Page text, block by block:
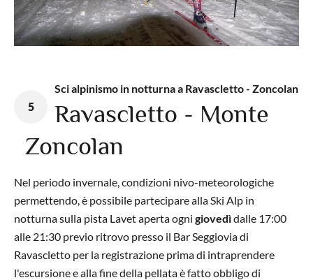
5
Sci alpinismo in notturna a Ravascletto - Zoncolan
Ravascletto - Monte
Zoncolan
Nel periodo invernale, condizioni nivo-meteorologiche
permettendo, è possibile partecipare alla Ski Alp in
notturna sulla pista Lavet aperta ogni giovedìdalle 17:00
alle 21:30 previo ritrovo presso il Bar Seggiovia di
Ravascletto per la registrazione prima di intraprendere
l'escursione e alla fine della pellata è fatto obbligo di